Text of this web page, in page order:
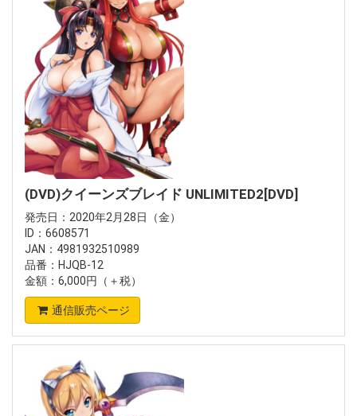
(DVD)クイーンズブレイド UNLIMITED2[DVD]
発売日：2020年2月28日（金）
ID：6608571
JAN：4981932510989
品番：HJQB-12
金額：6,000円（＋税）
通信販売ページ